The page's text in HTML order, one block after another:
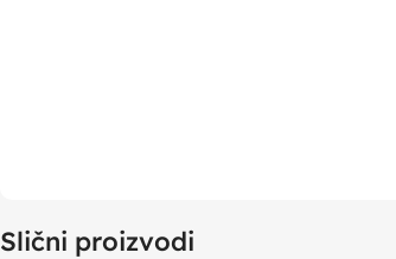
Slični proizvodi